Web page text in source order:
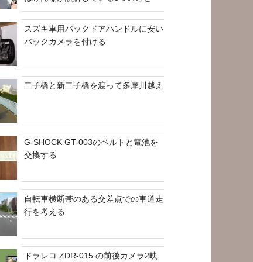
スズキ車用バックドアハンドルに安い
バックカメラを付ける
二子橋と新二子橋を渡って多摩川越え
G-SHOCK GT-003のベルトと電池を
交換する
自転車横断帯のある交差点での車道走
行を考える
ドラレコ ZDR-015 の前後カメラ2映